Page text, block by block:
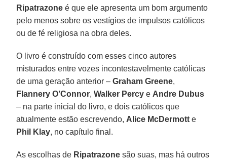
Ripatrazone é que ele apresenta um bom argumento
pelo menos sobre os vestígios de impulsos católicos
ou de fé religiosa na obra deles.
O livro é construído com esses cinco autores
misturados entre vozes incontestavelmente católicas
de uma geração anterior –Graham Greene,
Flannery O’Connor,Walker Percy e Andre Dubus
– na parte inicial do livro, e dois católicos que
atualmente estão escrevendo, Alice McDermott e
Phil Klay, no capítulo final.
As escolhas de Ripatrazone são suas, mas há outros